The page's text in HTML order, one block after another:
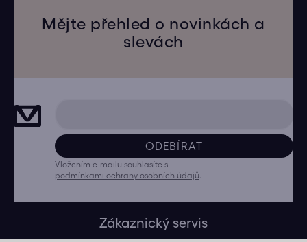
Mějte přehled o novinkách a
slevách
ODEBÍRAT
Vložením e-mailu souhlasíte s
podmínkami ochrany osobních údajů
Zákaznický servis